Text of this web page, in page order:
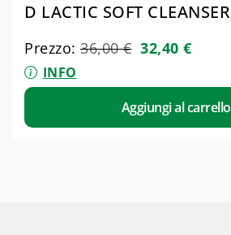
D LACTIC SOFT CLEANSER
Prezzo: 36,00€ 32,40 €
INFO
Aggiungi al carrello